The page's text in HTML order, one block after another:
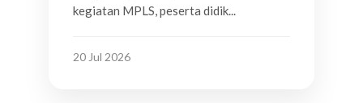
kegiatan MPLS, peserta didik...
20 Jul 2026